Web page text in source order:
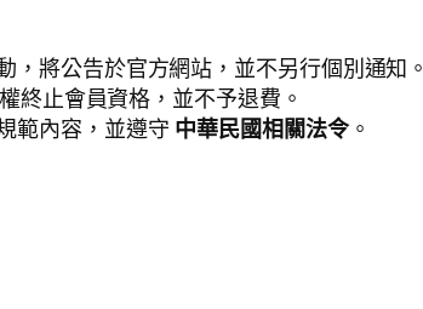
，將公告於官方網站，並不另行個別通知。
終止會員資格，並不予退費。
範內容，並遵守 中華民國相關法令。